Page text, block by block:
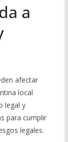
a
afectar
local
legal y
para cumplir
legales.